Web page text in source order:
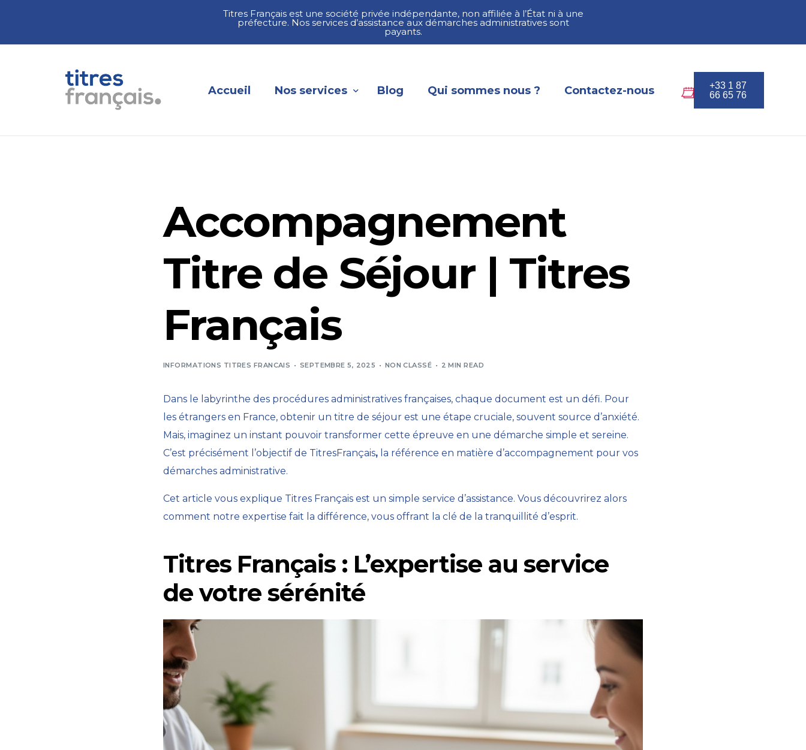
Titres Français est une société privée indépendante, non affiliée à l’État ni à une
préfecture. Nos services d’assistance aux démarches administratives sont
payants.
Accueil Nos services
Renouvellement titre de séjour
Regroupement familial
Effacement Casier Judiciaire
Blog Qui sommes nous ? Contactez-nous
+33 1 87
66 65 76
Accompagnement
Titre de Séjour | Titres
Français
INFORMATIONS TITRES FRANCAIS SEPTEMBRE 5, 2025 NON CLASSÉ 2 MIN READ
Dans le labyrinthe des procédures administratives françaises, chaque document est un défi. Pour
les étrangers en France, obtenir un titre de séjour est une étape cruciale, souvent source d’anxiété.
Mais, imaginez un instant pouvoir transformer cette épreuve en une démarche simple et sereine.
C’est précisément l’objectif de TitresFrançais, la référence en matière d’accompagnement pour vos
démarches administrative.
Cet article vous explique Titres Français est un simple service d’assistance. Vous découvrirez alors
comment notre expertise fait la différence, vous offrant la clé de la tranquillité d’esprit.
Titres Français : L’expertise au service
de votre sérénité